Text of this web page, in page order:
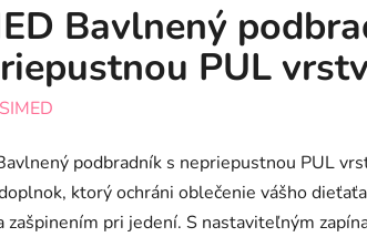
Bavlnený
PUL
SIMED
podbradník s nepriepustnou PUL
ktorý ochráni oblečenie vášho
zašpinením pri jedení. S nastaviteľným